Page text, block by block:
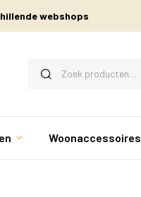
webshops
Woonaccessoires